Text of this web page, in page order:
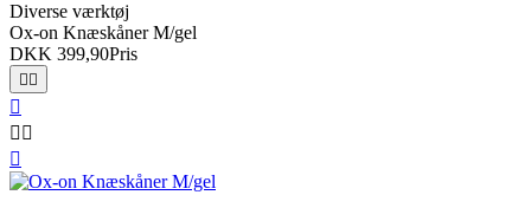
Diverse værktøj
Ox-on Knæskåner M/gel
DKK 399,90Pris
 

 
